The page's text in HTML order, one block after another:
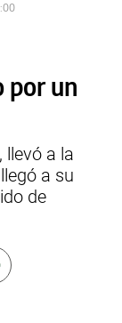
por un
llevó a la
a su
de